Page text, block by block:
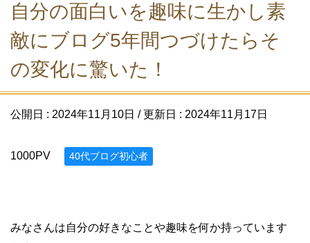
自分の面白いを趣味に生かし素
敵にブログ5年間つづけたらそ
の変化に驚いた！
公開日 : 2024年11月10日 / 更新日 : 2024年11月17日
1000PV 40代ブログ初心者
みなさんは自分の好きなことや趣味を何か持っています